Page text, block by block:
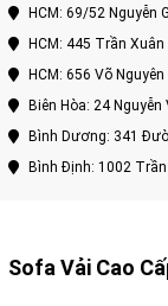
HCM: 69/52 Nguyễn
HCM: 445 Trần Xuân
HCM: 656 Võ
Biên Hòa: 24 Nguyễn
Bình Dương: 341
Bình Định: 1002
Sofa Vải Cao